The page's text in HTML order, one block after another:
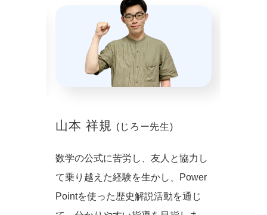
山本 祥規 (じろー先生)
数学の公式に苦労し、友人と協力し
て乗り越えた経験を生かし、Power
Pointを使った歴史解説活動を通じ